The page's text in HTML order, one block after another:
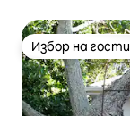
Избор на
Избор на